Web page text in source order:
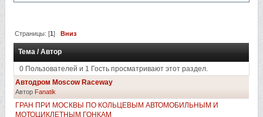
Страницы: [1]Вниз
Тема /Автор
0 Пользователей и 1 Гость просматривают этот раздел.
Автодром Moscow Raceway
АвторFanatik
ГРАН ПРИ МОСКВЫ ПО КОЛЬЦЕВЫМ АВТОМОБИЛЬНЫМ И
МОТОЦИКЛЕТНЫМ ГОНКАМ